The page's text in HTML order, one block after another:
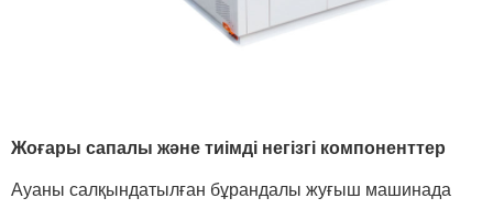
Жоғары сапалы және тиімді негізгі компоненттер
Ауаны салқындатылған бұрандалы жуғыш машинада